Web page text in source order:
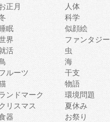
正月
人体
科学
眠
似顔絵
界
ファンタジー
活
虫
海
ルーツ
干支
物語
ンドマーク
環境問題
クリスマス
夏休み
器 お祭り